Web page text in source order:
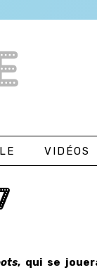
VIDÉOS
, qui se